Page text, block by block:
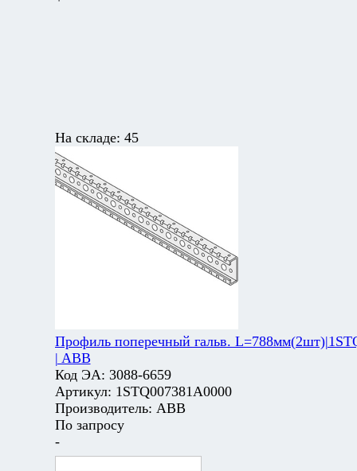
На складе: 45
Профиль поперечный гальв.
| ABB
Код ЭА: 3088-6659
Артикул: 1STQ007381A0000
Производитель: ABB
По запросу
-